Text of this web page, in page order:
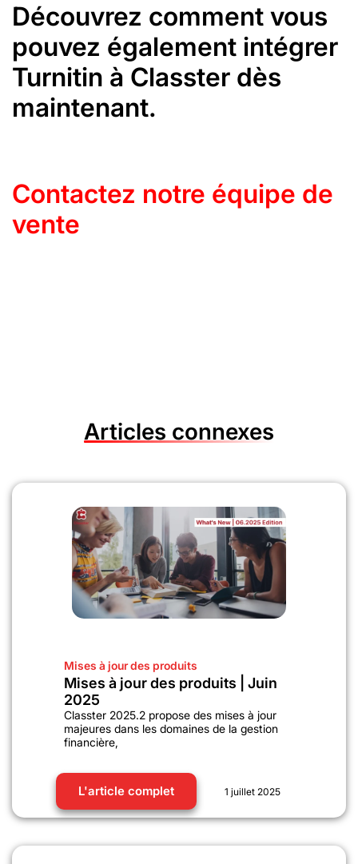
Découvrez comment vous
pouvez également intégrer
Turnitin à Classter dès
maintenant.
Contactez notre équipe de
vente
Articles connexes
Mises à jour des produits
Mises à jour des produits | Juin
2025
Classter 2025.2 propose des mises à jour
majeures dans les domaines de la gestion
financière,
L'article complet 1 juillet 2025